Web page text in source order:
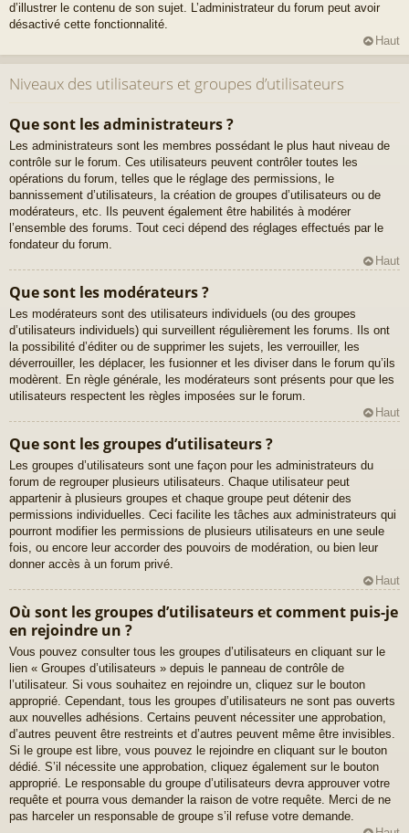
d’illustrer le contenu de son sujet. L’administrateur du forum peut avoir
désactivé cette fonctionnalité.
Haut
Niveaux des utilisateurs et groupes d’utilisateurs
Que sont les administrateurs ?
Les administrateurs sont les membres possédant le plus haut niveau de
contrôle sur le forum. Ces utilisateurs peuvent contrôler toutes les
opérations du forum, telles que le réglage des permissions, le
bannissement d’utilisateurs, la création de groupes d’utilisateurs ou de
modérateurs, etc. Ils peuvent également être habilités à modérer
l’ensemble des forums. Tout ceci dépend des réglages effectués par le
fondateur du forum.
Haut
Que sont les modérateurs ?
Les modérateurs sont des utilisateurs individuels (ou des groupes
d’utilisateurs individuels) qui surveillent régulièrement les forums. Ils ont
la possibilité d’éditer ou de supprimer les sujets, les verrouiller, les
déverrouiller, les déplacer, les fusionner et les diviser dans le forum qu’ils
modèrent. En règle générale, les modérateurs sont présents pour que les
utilisateurs respectent les règles imposées sur le forum.
Haut
Que sont les groupes d’utilisateurs ?
Les groupes d’utilisateurs sont une façon pour les administrateurs du
forum de regrouper plusieurs utilisateurs. Chaque utilisateur peut
appartenir à plusieurs groupes et chaque groupe peut détenir des
permissions individuelles. Ceci facilite les tâches aux administrateurs qui
pourront modifier les permissions de plusieurs utilisateurs en une seule
fois, ou encore leur accorder des pouvoirs de modération, ou bien leur
donner accès à un forum privé.
Haut
Où sont les groupes d’utilisateurs et comment puis-je
en rejoindre un ?
Vous pouvez consulter tous les groupes d’utilisateurs en cliquant sur le
lien « Groupes d’utilisateurs » depuis le panneau de contrôle de
l’utilisateur. Si vous souhaitez en rejoindre un, cliquez sur le bouton
approprié. Cependant, tous les groupes d’utilisateurs ne sont pas ouverts
aux nouvelles adhésions. Certains peuvent nécessiter une approbation,
d’autres peuvent être restreints et d’autres peuvent même être invisibles.
Si le groupe est libre, vous pouvez le rejoindre en cliquant sur le bouton
dédié. S’il nécessite une approbation, cliquez également sur le bouton
approprié. Le responsable du groupe d’utilisateurs devra approuver votre
requête et pourra vous demander la raison de votre requête. Merci de ne
pas harceler un responsable de groupe s’il refuse votre demande.